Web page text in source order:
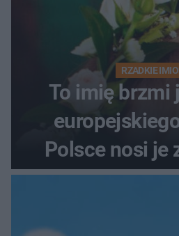
RZADKIE
To imię brzmi
Polsce nosi je